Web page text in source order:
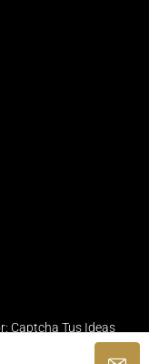
Captcha Tus Ideas